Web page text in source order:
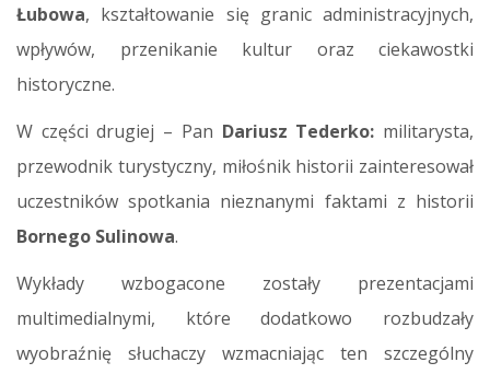
Łubowa, kształtowanie się granic administracyjnych,
wpływów, przenikanie kultur oraz ciekawostki
historyczne.
W części drugiej – Pan Dariusz Tederko: militarysta,
przewodnik turystyczny, miłośnik historii zainteresował
uczestników spotkania nieznanymi faktami z historii
Bornego Sulinowa.
Wykłady wzbogacone zostały prezentacjami
multimedialnymi, które dodatkowo rozbudzały
wyobraźnię słuchaczy wzmacniając ten szczególny